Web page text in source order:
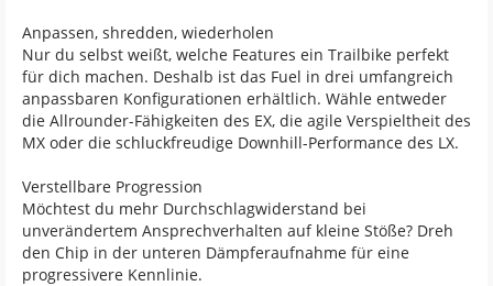
Anpassen, shredden, wiederholen
Nur du selbst weißt, welche Features ein Trailbike perfekt
für dich machen. Deshalb ist das Fuel in drei umfangreich
anpassbaren Konfigurationen erhältlich. Wähle entweder
die Allrounder-Fähigkeiten des EX, die agile Verspieltheit des
MX oder die schluckfreudige Downhill-Performance des LX.
Verstellbare Progression
Möchtest du mehr Durchschlagwiderstand bei
unverändertem Ansprechverhalten auf kleine Stöße? Dreh
den Chip in der unteren Dämpferaufnahme für eine
progressivere Kennlinie.